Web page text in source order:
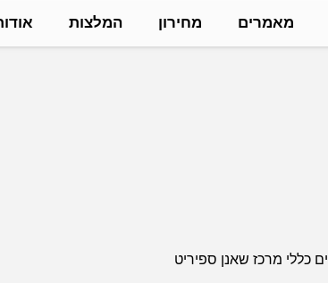
מאמרים מחירון המלצות
כללי מרכז שאנן ספיריט